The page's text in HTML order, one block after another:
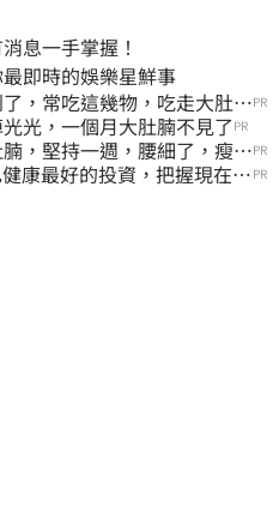
息一手掌握！
即時的娛樂星鮮事
，常吃這幾物，吃走大肚
PR
光，一個月大肚腩不見了 PR
，堅持一週，腰細了，瘦到PR
康最好的投資，把握現在不 PR